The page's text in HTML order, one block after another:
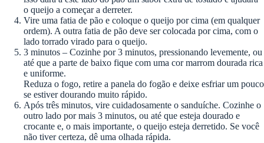
o queijo a começar a derreter.
Vire uma fatia de pão e coloque o queijo por cima (em qualquer
ordem). A outra fatia de pão deve ser colocada por cima, com o
lado torrado virado para o queijo.
3 minutos – Cozinhe por 3 minutos, pressionando levemente, ou
até que a parte de baixo fique com uma cor marrom dourada rica
e uniforme.
Reduza o fogo, retire a panela do fogão e deixe esfriar um pouco
se estiver dourando muito rápido.
Após três minutos, vire cuidadosamente o sanduíche. Cozinhe o
outro lado por mais 3 minutos, ou até que esteja dourado e
crocante e, o mais importante, o queijo esteja derretido. Se você
não tiver certeza, dê uma olhada rápida.